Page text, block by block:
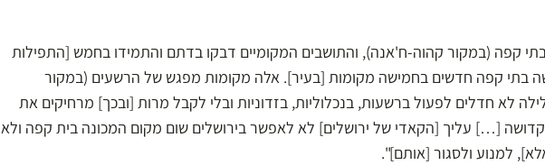
בתי קפה (במקור קהוה-ח'אנה), והתושבים המקומיים דבקו בדתם והתמידו בחמש [התפילות
בתי קפה חדשים בחמישה מקומות [בעיר]. אלה מקומות מפגש של הרשעים (במקור
לא חדלים לפעול ברשעות, בנכלוליות, בזדוניות ובלי לקבל מרות [ובכך] מרחיקים את
[…] עליך [הקאדי של ירושלים] לא לאפשר בירושלים שום מקום המכונה בית קפה ולא
למנוע ולסגור [אותם]".